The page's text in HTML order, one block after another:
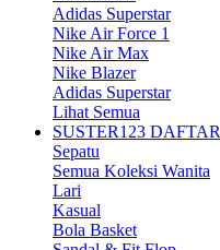
Adidas Superstar
Nike Air Force 1
Nike Air Max
Nike Blazer
Adidas Superstar
Lihat Semua
SUSTER123 DAFTAR
Sepatu
Semua Koleksi Wanita
Lari
Kasual
Bola Basket